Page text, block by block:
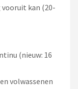
kan (20-
(nieuw: 16
volwassenen